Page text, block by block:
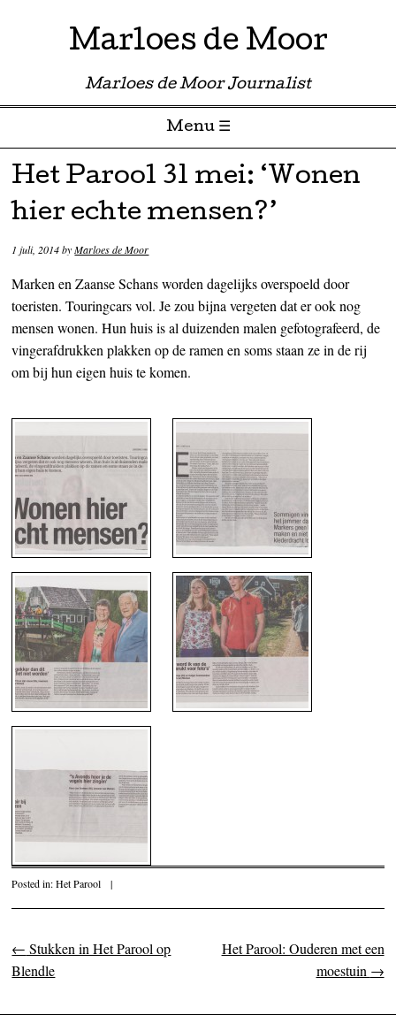
Marloes de Moor
Marloes de Moor Journalist
Menu ☰
Skip to content
Het Parool 31 mei: ‘Wonen
hier echte mensen?’
1 juli, 2014byMarloes de Moor
Marken en Zaanse Schans worden dagelijks overspoeld door
toeristen. Touringcars vol. Je zou bijna vergeten dat er ook nog
mensen wonen. Hun huis is al duizenden malen gefotografeerd, de
vingerafdrukken plakken op de ramen en soms staan ze in de rij
om bij hun eigen huis te komen.
Posted in:Het Parool |
Post navigation
← Stukken in Het Parool op
Blendle
Het Parool: Ouderen met een
moestuin →